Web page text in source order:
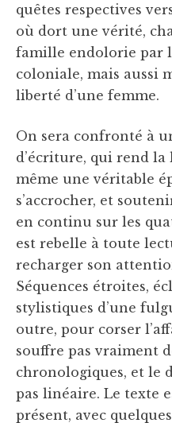
quêtes respectives
où dort une vérité,
famille endolorie par
coloniale, mais aussi
liberté d’une femme.
On sera confronté à
d’écriture, qui rend
même une véritable
s’accrocher, et
en continu sur les
est rebelle à toute
recharger son
Séquences étroites,
stylistiques d’une
outre, pour corser
souffre pas vraiment
chronologiques, et le
pas linéaire. Le texte
présent, avec